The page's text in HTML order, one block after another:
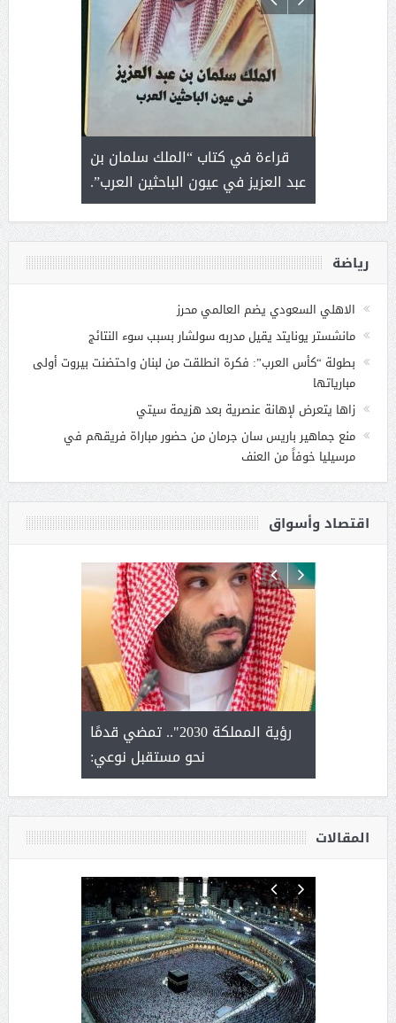
قراءة في كتاب “الملك سلمان بن
عبد العزيز في عيون الباحثين العرب”.
لايعرف
رياضة
الاهلي السعودي يضم العالمي محرز
مانشستر يونايتد يقيل مدربه سولشار بسبب سوء النتائج
بطولة “كأس العرب”: فكرة انطلقت من لبنان واحتضنت بيروت أولى
مبارياتها
زاها يتعرض لإهانة عنصرية بعد هزيمة سيتي
منع جماهير باريس سان جرمان من حضور مباراة فريقهم في
مرسيليا خوفاً من العنف
اقتصاد وأسواق
يحصل
رؤية المملكة 2030".. تمضي قدمًا
نحو مستقبل نوعي:
ورشة
عنيزة
المقالات